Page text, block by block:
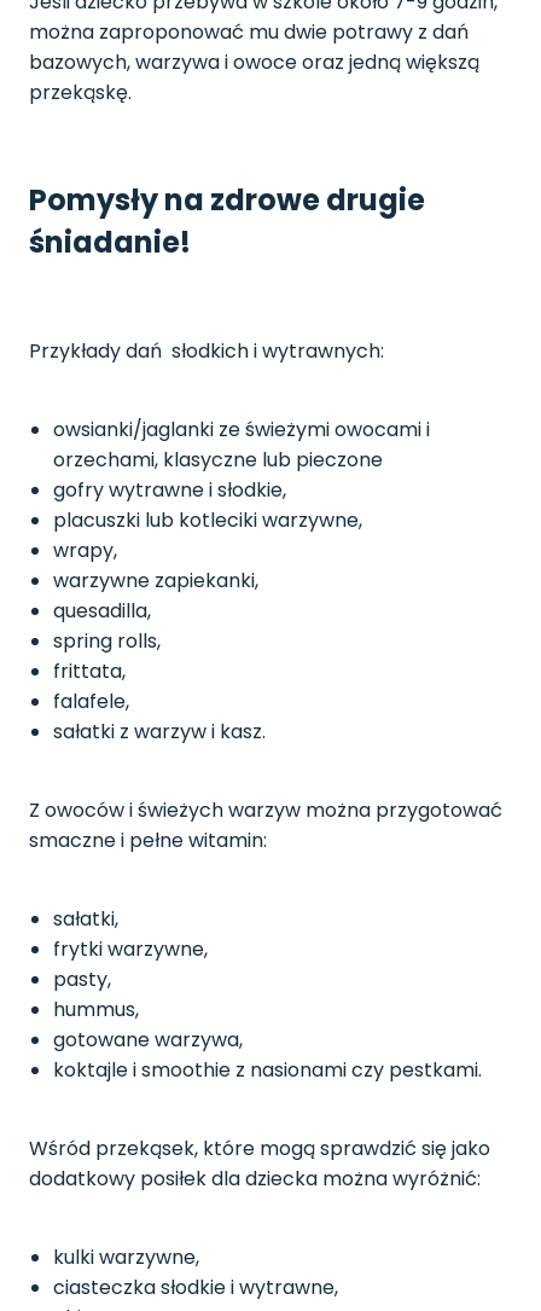
można zaproponować mu dwie potrawy z dań
bazowych, warzywa i owoce oraz jedną większą
przekąskę.
Pomysły na zdrowe drugie
śniadanie!
Przykłady dań słodkich i wytrawnych:
owsianki/jaglanki ze świeżymi owocami i
orzechami, klasyczne lub pieczone
gofry wytrawne i słodkie,
placuszki lub kotleciki warzywne,
wrapy,
warzywne zapiekanki,
quesadilla,
spring rolls,
frittata,
falafele,
sałatki z warzyw i kasz.
Z owoców i świeżych warzyw można przygotować
smaczne i pełne witamin:
sałatki,
frytki warzywne,
pasty,
hummus,
gotowane warzywa,
koktajle i smoothie z nasionami czy pestkami.
Wśród przekąsek, które mogą sprawdzić się jako
dodatkowy posiłek dla dziecka można wyróżnić:
kulki warzywne,
ciasteczka słodkie i wytrawne,